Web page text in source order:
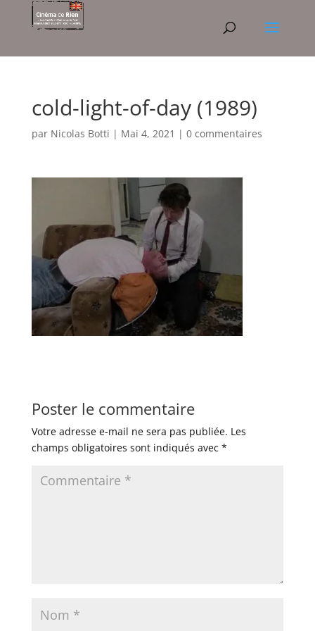
cold-light-of-day (1989)
par Nicolas Botti | Mai 4, 2021 | 0 commentaires
Poster le commentaire
Votre adresse e-mail ne sera pas publiée. Les
champs obligatoires sont indiqués avec *